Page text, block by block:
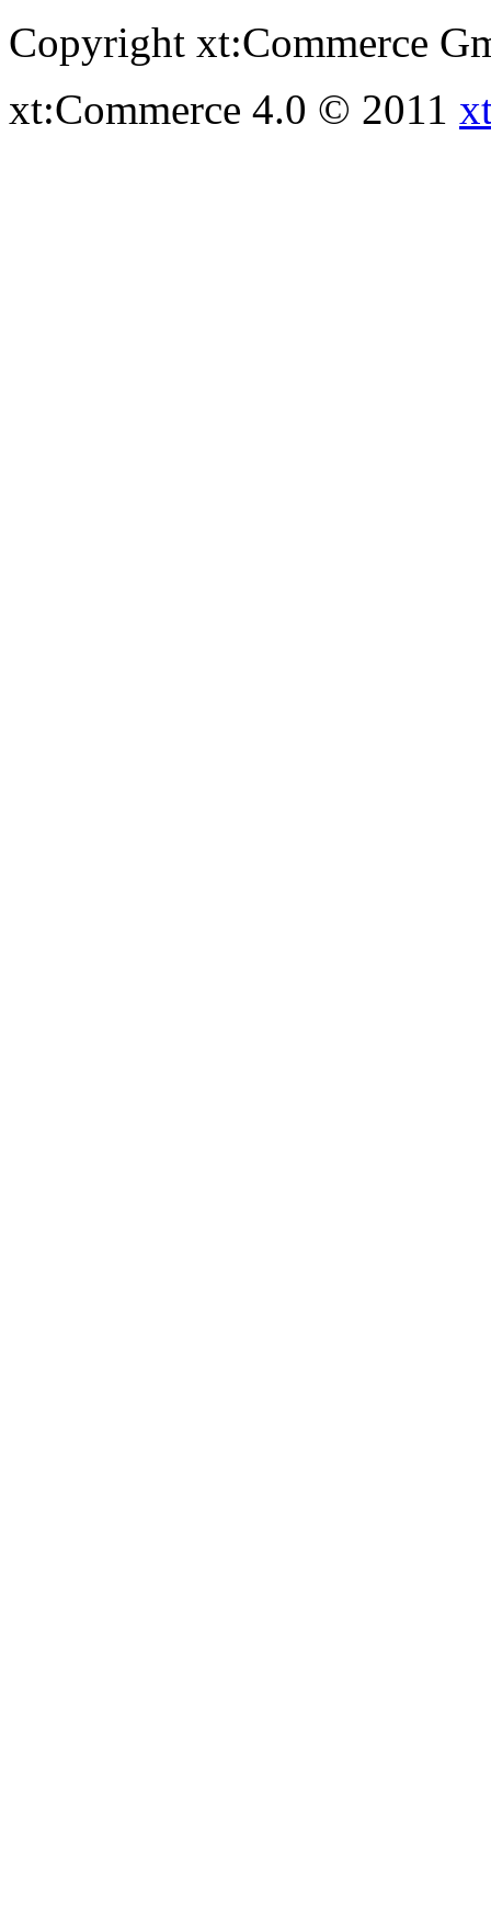
Copyright xt:Commerce
xt:Commerce 4.0 © 2011